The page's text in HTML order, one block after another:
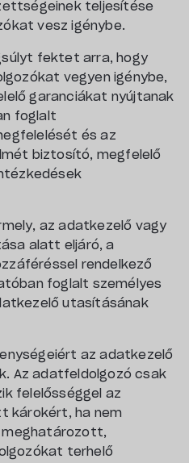
teljesítése
vesz igénybe.
fektet arra, hogy
vegyen igénybe,
garanciákat nyújtanak
foglalt
és az
biztosító, megfelelő
az adatkezelő vagy
alatt eljáró, a
rendelkező
foglalt személyes
utasításának
az adatkezelő
Az adatfeldolgozó csak
felelősséggel az
károkért, ha nem
meghatározott,
terhelő